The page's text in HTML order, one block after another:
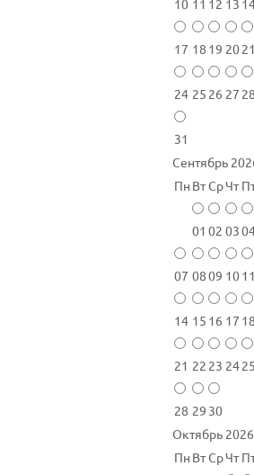
10 11 12 13
17 18 19 2021
24 25 26 27 28
31
Сентябрь
Пн ВтСрЧт
01 02 03
07 0809 1011
14 15 16 17 18
21 22 23 2425
28 29 30
Октябрь 2026
Пн ВтСрЧт